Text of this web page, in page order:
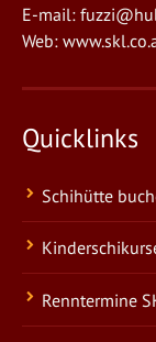
E-mail:
Web:
Quicklinks
Schihütte
Renntermine